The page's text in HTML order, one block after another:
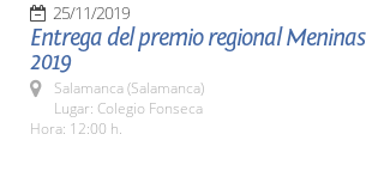
25/11/2019
Entrega del premio regional Meninas
2019
Salamanca (Salamanca)
Lugar: Colegio Fonseca
Hora: 12:00 h.